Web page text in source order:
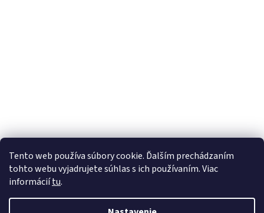
Tento web používa súbory cookie. Ďalším prechádzaním
tohto webu vyjadrujete súhlas s ich používaním. Viac
informáciítu.